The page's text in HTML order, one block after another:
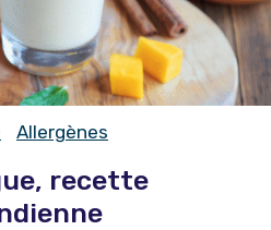
Allergènes
recette